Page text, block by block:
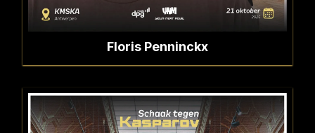
Floris Penninckx